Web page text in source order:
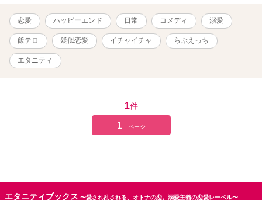
恋愛 ハッピーエンド 日常 コメディ 溺愛
飯テロ 疑似恋愛 イチャイチャ らぶえっち
エタニティ
1件
1 ページ
エタニティブックス 〜愛され乱される、オトナの恋。溺愛主義の恋愛レーベル〜